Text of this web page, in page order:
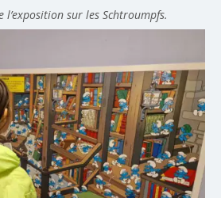
l’exposition sur les Schtroumpfs.